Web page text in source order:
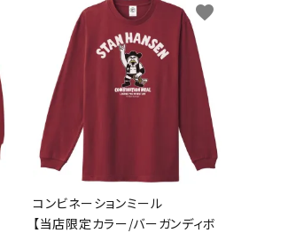
コンビネーションミール
【当店限定カラー/バーガンディボ
favorite